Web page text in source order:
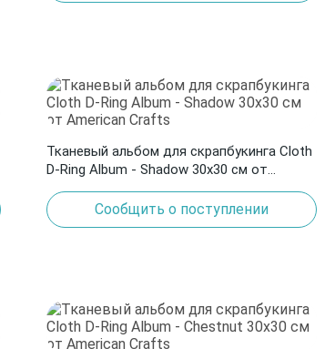
Тканевый альбом для скрапбукинга Cloth
D-Ring Album - Shadow 30х30 см от
American Crafts
Сообщить о поступлении